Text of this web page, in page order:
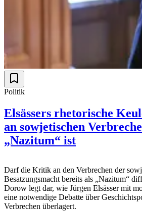
Politik
Elsässers rhetorische
an sowjetischen
„Nazitum“ ist
Darf die Kritik an den Verbrechen der
Besatzungsmacht bereits als „Nazitum“
Dorow legt dar, wie Jürgen Elsässer mit
eine notwendige Debatte über
Verbrechen überlagert.